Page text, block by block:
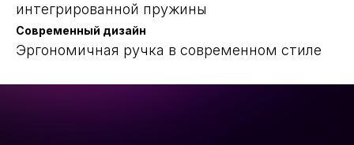
интегрированной пружины
Современный дизайн
Эргономичная ручка в современном стиле